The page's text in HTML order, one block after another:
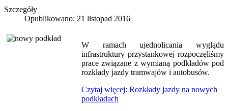
Szczegóły
Opublikowano: 21 listopad 2016
W ramach ujednolicania wyglądu
infrastruktury przystankowej rozpoczęliśmy
prace związane z wymianą podkładów pod
rozkłady jazdy tramwajów i autobusów.
Czytaj więcej: Rozkłady jazdy na nowych
podkładach